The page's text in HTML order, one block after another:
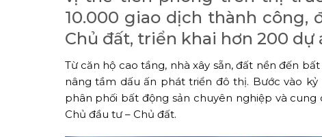
10.000 giao dịch thành công,
Chủ đất, triển khai hơn 200 dự
Từ căn hộ cao tầng, nhà xây sẵn, đất nền đến
nâng tầm dấu ấn phát triển đô thị. Bước vào
phân phối bất động sản chuyên nghiệp và
Chủ đầu tư – Chủ đất.